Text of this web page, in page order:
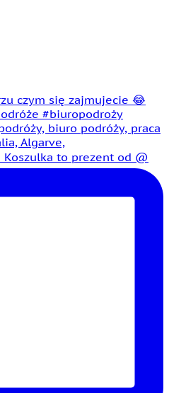
to prezent od @